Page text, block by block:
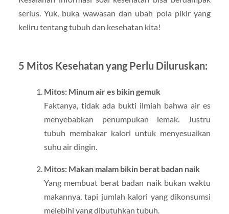
serius. Yuk, buka wawasan dan ubah pola pikir yang
keliru tentang tubuh dan kesehatan kita!
5 Mitos Kesehatan yang Perlu Diluruskan:
Mitos: Minum air es bikin gemuk
Faktanya, tidak ada bukti ilmiah bahwa air es
menyebabkan penumpukan lemak. Justru
tubuh membakar kalori untuk menyesuaikan
suhu air dingin.
Mitos: Makan malam bikin berat badan naik
Yang membuat berat badan naik bukan waktu
makannya, tapi jumlah kalori yang dikonsumsi
melebihi yang dibutuhkan tubuh.